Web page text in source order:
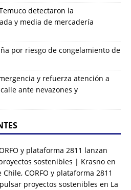
detectaron la
y media de mercadería
por riesgo de congelamiento de
y refuerza atención a
ante nevazones y
y plataforma 2811 lanzan
sostenibles | Krasno en
CORFO y plataforma 2811
proyectos sostenibles en La